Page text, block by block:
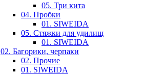
05. Три кита
04. Пробки
01. SIWEIDA
05. Стяжки для удилищ
01. SIWEIDA
02. Багорики, черпаки
02. Прочие
01. SIWEIDA